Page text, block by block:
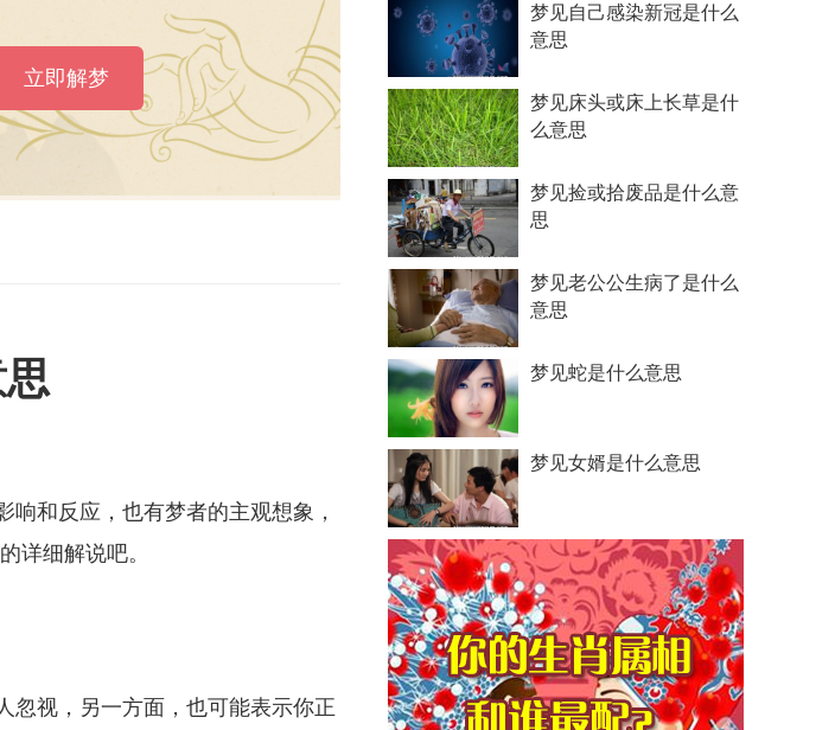
和反应，也有梦者的主观想象，
详细解说吧。
忽视，另一方面，也可能表示你正
梦见自己感染新冠是什么
意思
梦见床头或床上长草是什
么意思
梦见捡或拾废品是什么意
思
梦见老公公生病了是什么
意思
梦见蛇是什么意思
梦见女婿是什么意思